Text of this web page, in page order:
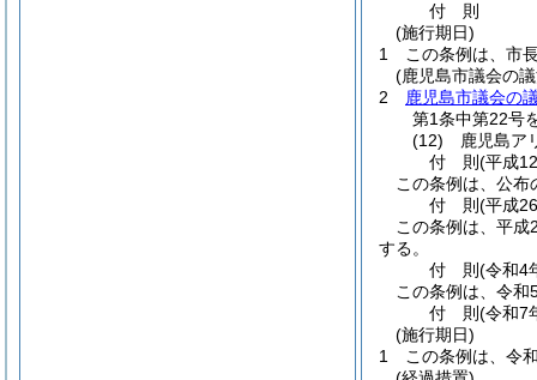
付 則
(施行期日)
1
この条例は、市
(鹿児島市議会の
2
鹿児島市議会の
第1条中第22号
(12) 鹿児島ア
付 則(平成
この条例は、公
付 則(平成
この条例は、平
する。
付 則(令和4
この条例は、令
付 則(令和7
(施行期日)
1
この条例は、令